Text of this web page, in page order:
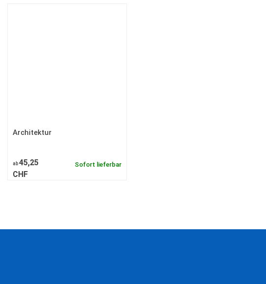
Architektur
ab45,25
CHF
Sofort lieferbar